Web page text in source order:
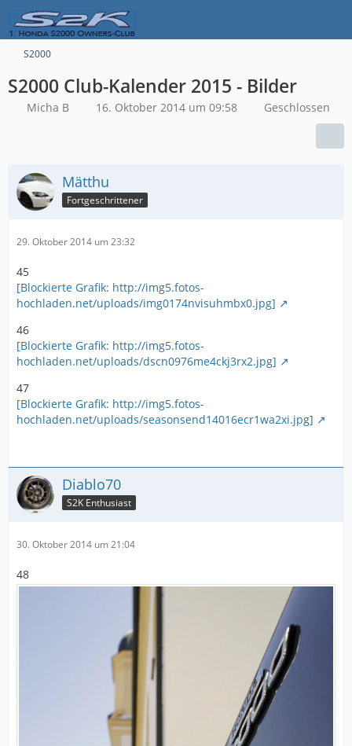
S2000
S2000 Club-Kalender 2015 - Bilder
Micha B 16. Oktober 2014 um 09:58 Geschlossen
Mätthu
Fortgeschrittener
29. Oktober 2014 um 23:32
45
[Blockierte Grafik: http://img5.fotos-
hochladen.net/uploads/img0174nvisuhmbx0.jpg]
46
[Blockierte Grafik: http://img5.fotos-
hochladen.net/uploads/dscn0976me4ckj3rx2.jpg]
47
[Blockierte Grafik: http://img5.fotos-
hochladen.net/uploads/seasonsend14016ecr1wa2xi.jpg]
Diablo70
S2K Enthusiast
30. Oktober 2014 um 21:04
48